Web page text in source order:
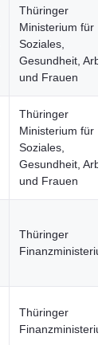
Thüringer
Ministerium für
Soziales,
Gesundheit,
und Frauen
Thüringer
Ministerium für
Soziales,
Gesundheit,
und Frauen
Thüringer
Thüringer